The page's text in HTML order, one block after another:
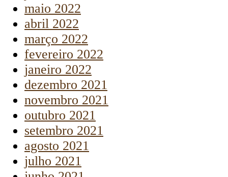
maio 2022
abril 2022
março 2022
fevereiro 2022
janeiro 2022
dezembro 2021
novembro 2021
outubro 2021
setembro 2021
agosto 2021
julho 2021